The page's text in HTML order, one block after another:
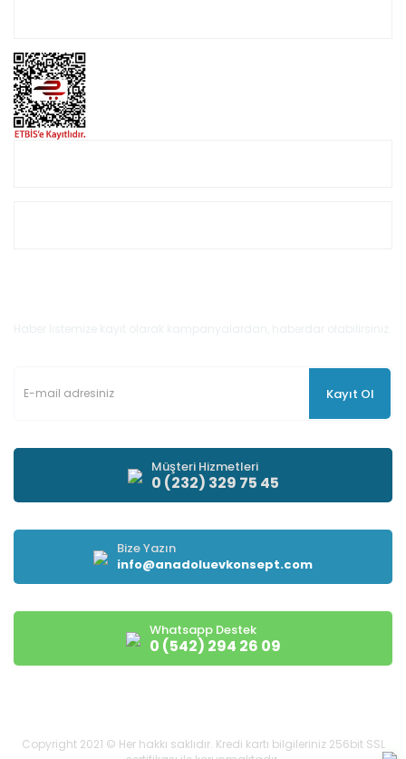
Kayıt Ol
Müşteri Hizmetleri
0 (232) 329 75 45
Bize Yazın
info@anadoluevkonsept.com
Whatsapp Destek
0 (542) 294 26 09
Copyright 2021 © Her hakkı saklıdır. Kredi kartı bilgileriniz 256bit SSL